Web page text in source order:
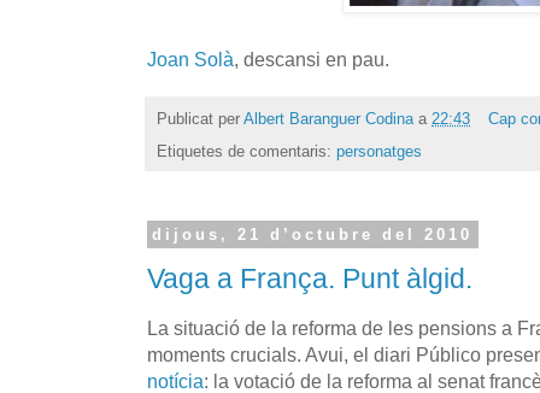
Joan Solà, descansi en pau.
Publicat per Albert Baranguer Codina a 22:43
Cap
Etiquetes de comentaris: personatges
dijous, 21 d’octubre del 2010
Vaga a França. Punt àlgid.
La situació de la reforma de les pensions a
moments crucials. Avui, el diari Público
notícia: la votació de la reforma al senat